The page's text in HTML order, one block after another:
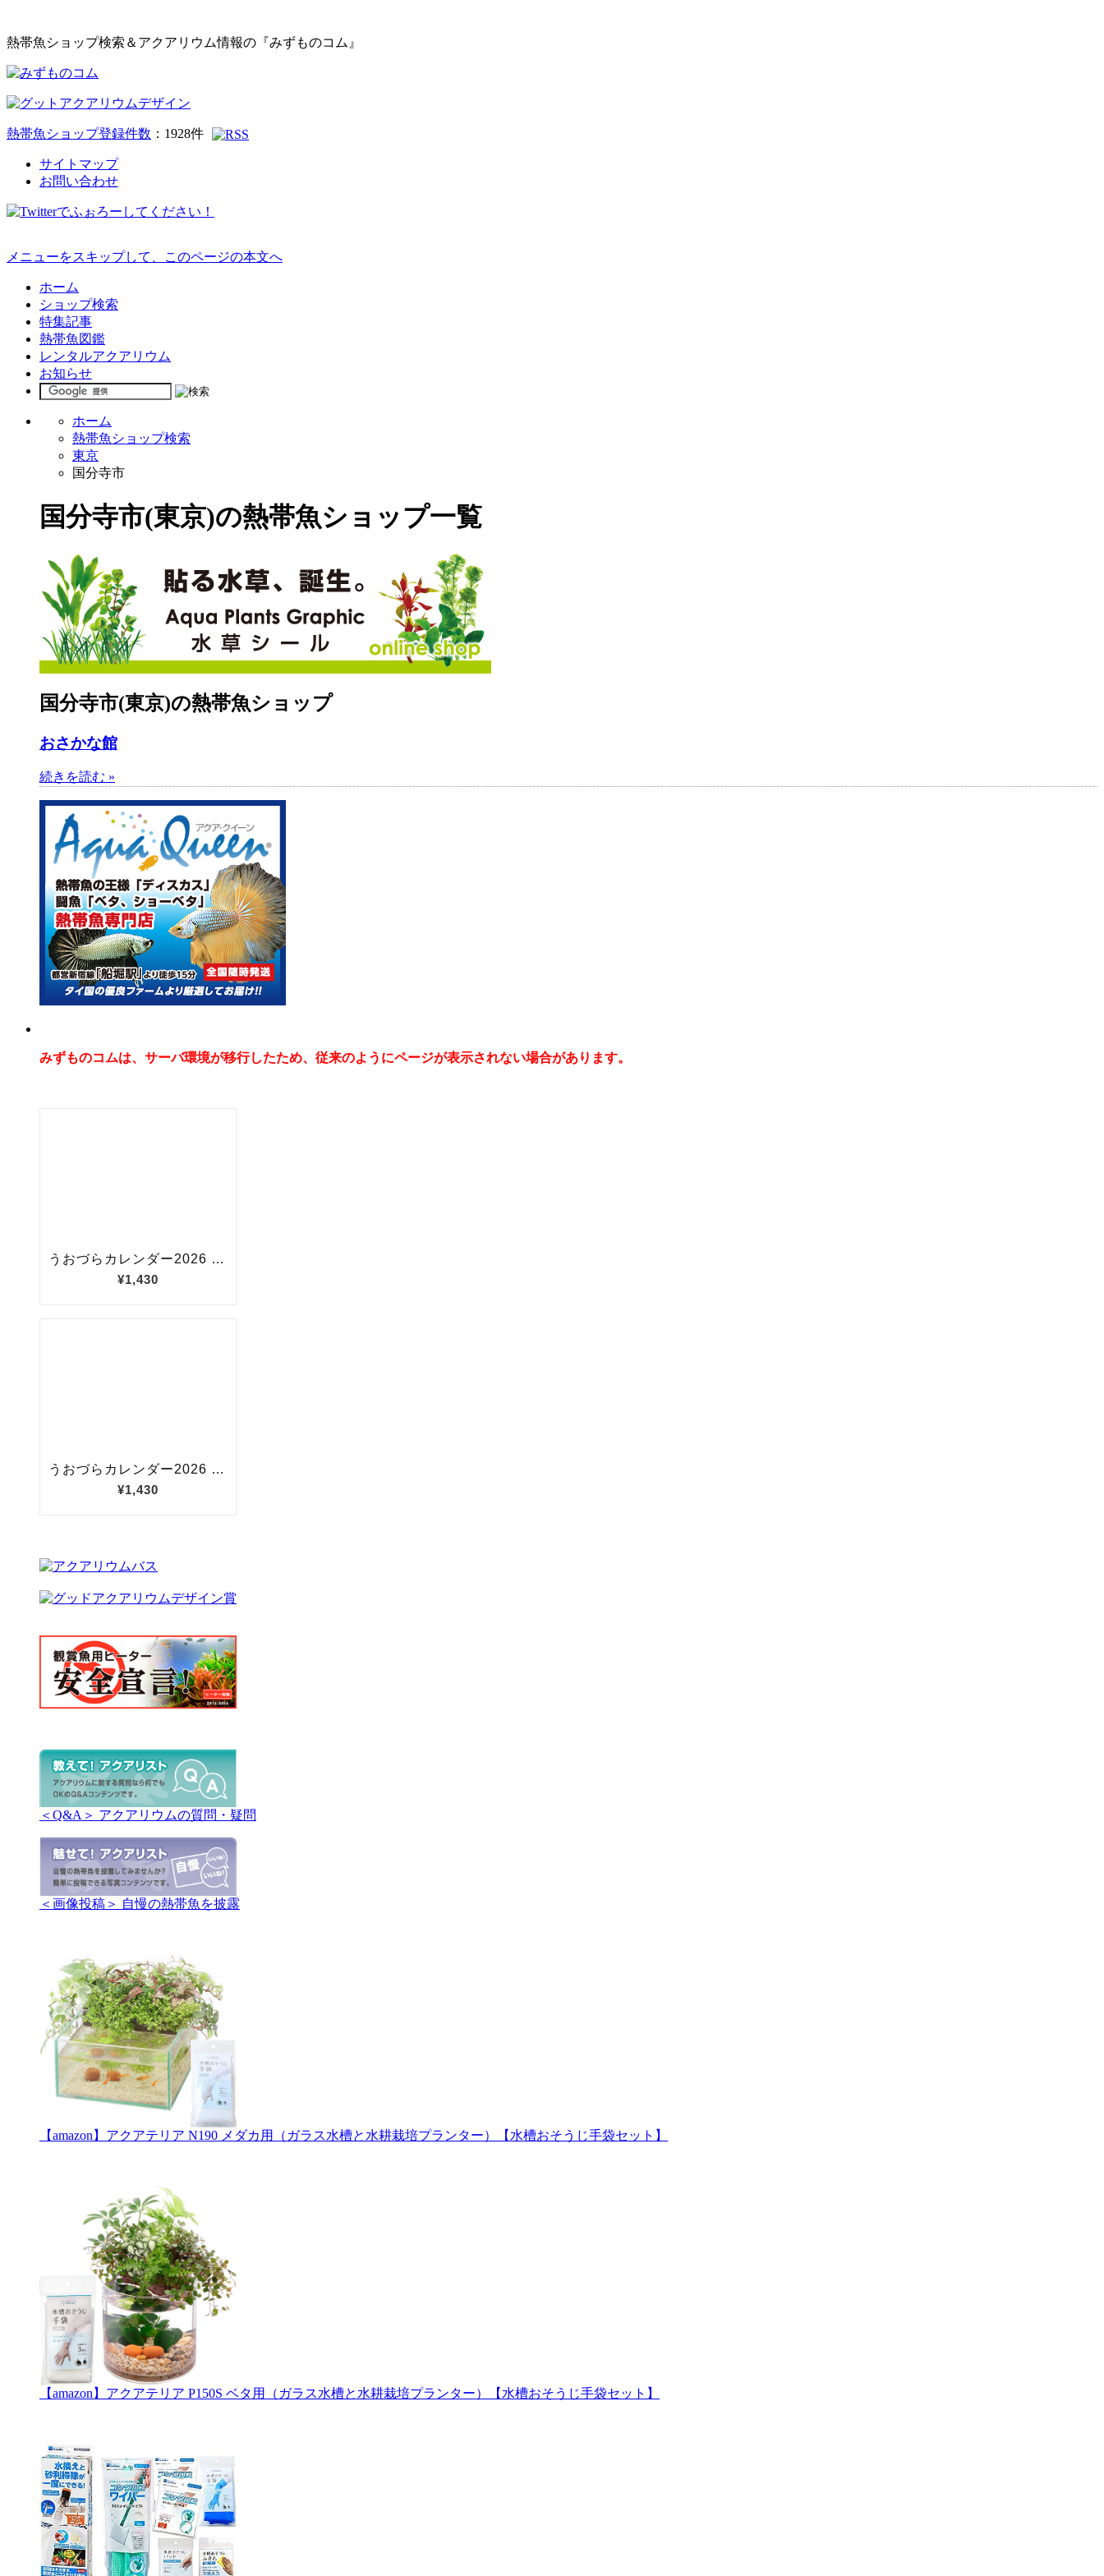
熱帯魚ショップ検索＆アクアリウム情報の『みずものコム』
熱帯魚ショップ登録件数 ： 1928件
サイトマップ
お問い合わせ
メニューをスキップして、このページの本文へ
ホーム
ショップ検索
特集記事
熱帯魚図鑑
レンタルアクアリウム
お知らせ
ホーム
熱帯魚ショップ検索
東京
国分寺市
国分寺市(東京)の熱帯魚ショップ一覧
国分寺市(東京)の熱帯魚ショップ
おさかな館
続きを読む »
みずものコムは、サーバ環境が移行したため、従来のようにページが表示されない場合があります。
＜Q&A＞ アクアリウムの質問・疑問
＜画像投稿＞ 自慢の熱帯魚を披露
【amazon】アクアテリア N190 メダカ用（ガラス水槽と水耕栽培プランター）【水槽おそうじ手袋セット】
【amazon】アクアテリア P150S ベタ用（ガラス水槽と水耕栽培プランター）【水槽おそうじ手袋セット】